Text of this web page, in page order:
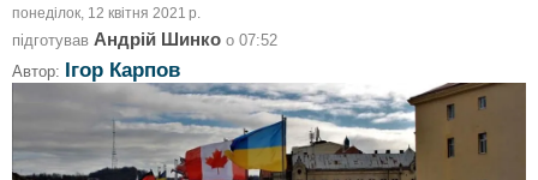
понеділок, 12 квітня 2021 р.
підготував Андрій Шинко о 07:52
Автор: Ігор Карпов